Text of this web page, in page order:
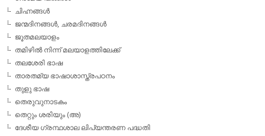
ചിഹ്നങ്ങള്‍
ജന്മദിനങ്ങള്‍, ചരമദിനങ്ങള്‍
ജൂതമലയാളം
തമിഴില്‍ നിന്ന് മലയാളത്തിലേക്ക്
തലശേരി ഭാഷ
താരതമ്യ ഭാഷാശാസ്ത്രപഠനം
തുളു ഭാഷ
തെരുവുനാടകം
തെറ്റും ശരിയും (അ)
ദേശീയ ഗ്രന്ഥശാല ലിപ്യന്തരണ പദ്ധതി